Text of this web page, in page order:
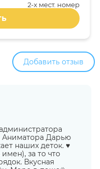
2-x мест. номер
Добавить отзыв
Аниматора Дарью
наших деток. ♥️
за то что
Вкусная